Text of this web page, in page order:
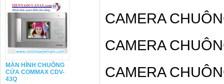
MÀN HÌNH CHUÔNG
CỬA COMMAX CDV-
43Q
CAMERA
CAMERA
CAMERA